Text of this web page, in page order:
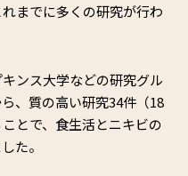
までに多くの研究が行わ
ンス大学などの研究グル
、質の高い研究34件（18
とで、食生活とニキビの
た。